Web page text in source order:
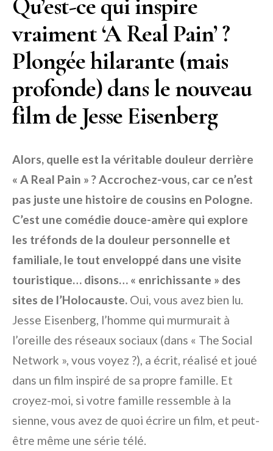
Qu’est-ce qui inspire
vraiment ‘A Real Pain’ ?
Plongée hilarante (mais
profonde) dans le nouveau
film de Jesse Eisenberg
Alors, quelle est la véritable douleur derrière
« A Real Pain » ? Accrochez-vous, car ce n’est
pas juste une histoire de cousins ​​en Pologne.
C’est une comédie douce-amère qui explore
les tréfonds de la douleur personnelle et
familiale, le tout enveloppé dans une visite
touristique… disons… « enrichissante » des
sites de l’Holocauste. Oui, vous avez bien lu.
Jesse Eisenberg, l’homme qui murmurait à
l’oreille des réseaux sociaux (dans « The Social
Network », vous voyez ?), a écrit, réalisé et joué
dans un film inspiré de sa propre famille. Et
croyez-moi, si votre famille ressemble à la
sienne, vous avez de quoi écrire un film, et peut-
être même une série télé.